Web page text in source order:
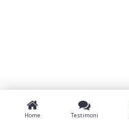
Home Testimoni